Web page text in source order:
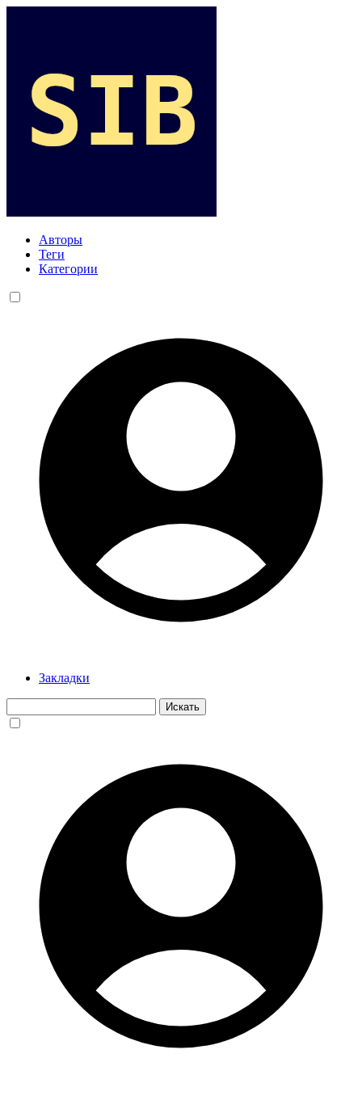
Авторы
Теги
Категории
Закладки